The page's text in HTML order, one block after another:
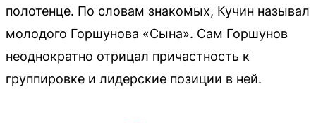
полотенце. По словам знакомых, Кучин называл
молодого Горшунова «Сына». Сам Горшунов
неоднократно отрицал причастность к
группировке и лидерские позиции в ней.